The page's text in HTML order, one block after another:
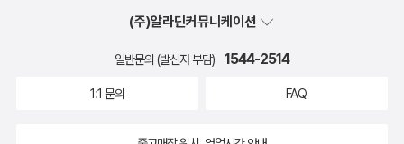
(주)알라딘커뮤니케이션
일반문의 (발신자 부담) 1544-2514
1:1 문의 FAQ